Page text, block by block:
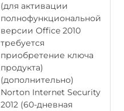
(для активации
полнофункциональной
версии Office 2010
требуется
приобретение ключа
продукта)
(дополнительно)
Norton Internet Security
2012 (60-дневная